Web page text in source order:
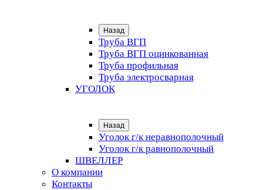
Назад
Труба ВГП
Труба ВГП оцинкованная
Труба профильная
Труба электросварная
УГОЛОК
Назад
Уголок г/к неравнополочный
Уголок г/к равнополочный
ШВЕЛЛЕР
О компании
Контакты